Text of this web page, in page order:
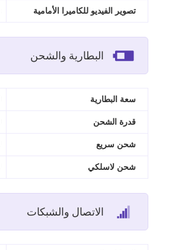
تصوير الفيديو للكاميرا الأمامية
البطارية والشحن
سعة البطارية
قدرة الشحن
شحن سريع
شحن لاسلكي
الاتصال والشبكات